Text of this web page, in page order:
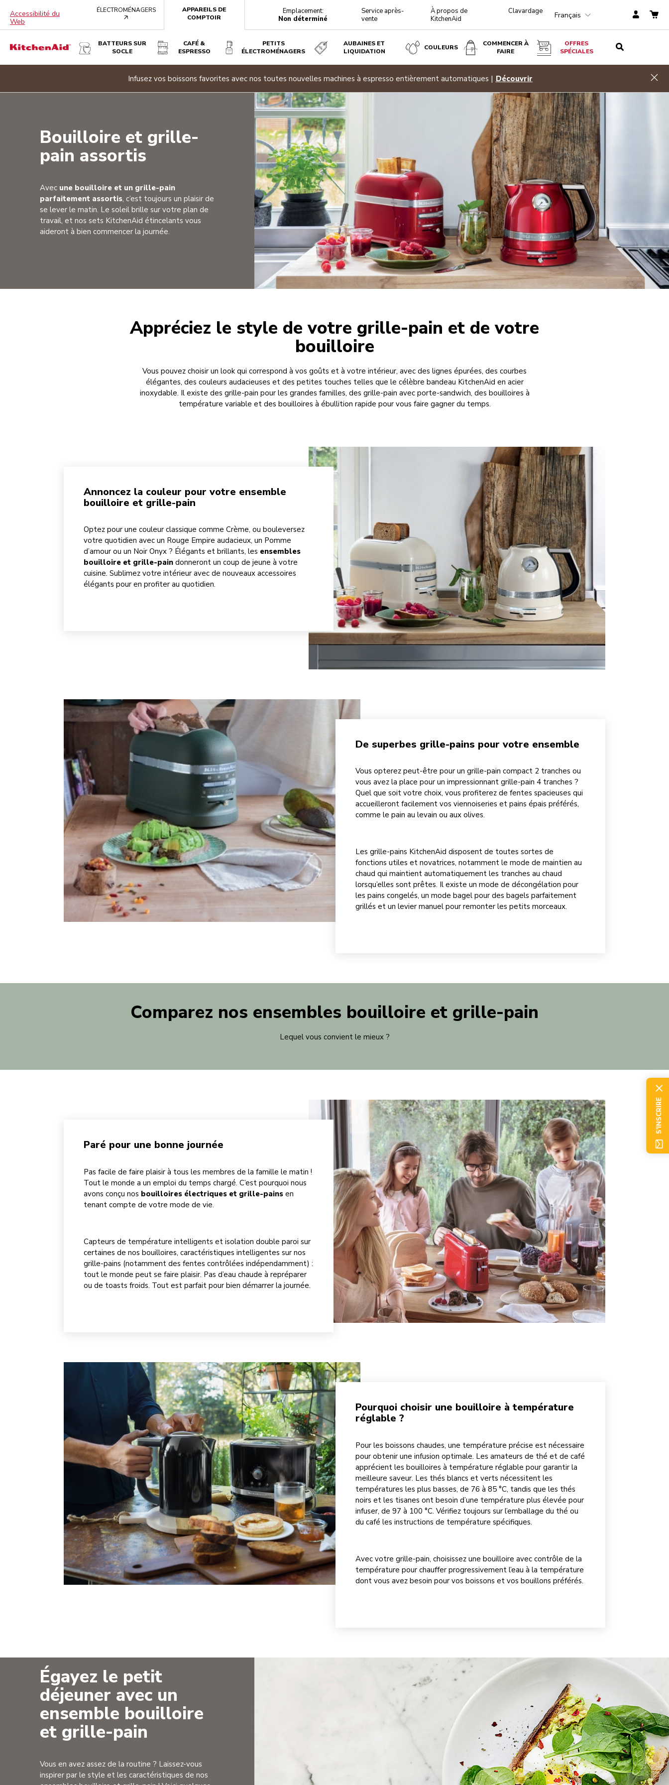
Accessibilité du
Web
ÉLECTROMÉNAGERS
APPAREILS DE
COMPTOIR
Emplacement:
Non déterminé
Service après-
vente
À propos de
KitchenAid
Clavardage Français
BATTEURS SUR
SOCLE
CAFÉ &
ESPRESSO
PETITS
ÉLECTROMÉNAGERS
AUBAINES ET
LIQUIDATION
COULEURS
COMMENCER À
FAIRE
OFFRES
SPÉCIALES
Infusez vos boissons favorites avec nos toutes nouvelles machines à espresso entièrement automatiques | Découvrir
Bouilloire et grille-
pain assortis
Avec une bouilloire et un grille-pain
parfaitement assortis, c’est toujours un plaisir de
se lever le matin. Le soleil brille sur votre plan de
travail, et nos sets KitchenAid étincelants vous
aideront à bien commencer la journée.
Appréciez le style de votre grille-pain et de votre
bouilloire
Vous pouvez choisir un look qui correspond à vos goûts et à votre intérieur, avec des lignes épurées, des courbes
élégantes, des couleurs audacieuses et des petites touches telles que le célèbre bandeau KitchenAid en acier
inoxydable. Il existe des grille-pain pour les grandes familles, des grille-pain avec porte-sandwich, des bouilloires à
température variable et des bouilloires à ébullition rapide pour vous faire gagner du temps.
Annoncez la couleur pour votre ensemble
bouilloire et grille-pain
Optez pour une couleur classique comme Crème, ou bouleversez
votre quotidien avec un Rouge Empire audacieux, un Pomme
d’amour ou un Noir Onyx ? Élégants et brillants, les ensembles
bouilloire et grille-pain donneront un coup de jeune à votre
cuisine. Sublimez votre intérieur avec de nouveaux accessoires
élégants pour en profiter au quotidien.
De superbes grille-pains pour votre ensemble
Vous opterez peut-être pour un grille-pain compact 2 tranches ou
vous avez la place pour un impressionnant grille-pain 4 tranches ?
Quel que soit votre choix, vous profiterez de fentes spacieuses qui
accueilleront facilement vos viennoiseries et pains épais préférés,
comme le pain au levain ou aux olives.
Les grille-pains KitchenAid disposent de toutes sortes de
fonctions utiles et novatrices, notamment le mode de maintien au
chaud qui maintient automatiquement les tranches au chaud
lorsqu’elles sont prêtes. Il existe un mode de décongélation pour
les pains congelés, un mode bagel pour des bagels parfaitement
grillés et un levier manuel pour remonter les petits morceaux.
Comparez nos ensembles bouilloire et grille-pain
Lequel vous convient le mieux ?
Paré pour une bonne journée
Pas facile de faire plaisir à tous les membres de la famille le matin !
Tout le monde a un emploi du temps chargé. C’est pourquoi nous
avons conçu nos bouilloires électriques et grille-pains en
tenant compte de votre mode de vie.
Capteurs de température intelligents et isolation double paroi sur
certaines de nos bouilloires, caractéristiques intelligentes sur nos
grille-pains (notamment des fentes contrôlées indépendamment) :
tout le monde peut se faire plaisir. Pas d’eau chaude à repréparer
ou de toasts froids. Tout est parfait pour bien démarrer la journée.
Pourquoi choisir une bouilloire à température
réglable ?
Pour les boissons chaudes, une température précise est nécessaire
pour obtenir une infusion optimale. Les amateurs de thé et de café
apprécient les bouilloires à température réglable pour garantir la
meilleure saveur. Les thés blancs et verts nécessitent les
températures les plus basses, de 76 à 85 °C, tandis que les thés
noirs et les tisanes ont besoin d’une température plus élevée pour
infuser, de 97 à 100 °C. Vérifiez toujours sur l’emballage du thé ou
du café les instructions de température spécifiques.
Avec votre grille-pain, choisissez une bouilloire avec contrôle de la
température pour chauffer progressivement l’eau à la température
dont vous avez besoin pour vos boissons et vos bouillons préférés.
Égayez le petit
déjeuner avec un
ensemble bouilloire
et grille-pain
Vous en avez assez de la routine ? Laissez-vous
inspirer par le style et les caractéristiques de nos
S'INSCRIRE